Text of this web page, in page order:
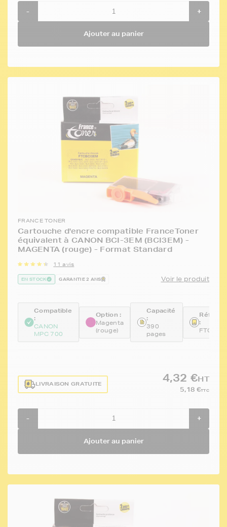
- +
Ajouter au panier
FRANCE TONER
Cartouche d'encre compatible FranceToner
équivalent à CANON BCI-3EM (BCI3EM) -
MAGENTA (rouge) - Format Standard
11 avis
EN STOCK GARANTIE 2 ANS Voir le produit
Compatible
:
CANON
MPC 700
Option :
Magenta
(rouge)
Capacité
:
390
pages
:
LIVRAISON GRATUITE
4,32 €HT
5,18 €TTC
- +
Ajouter au panier